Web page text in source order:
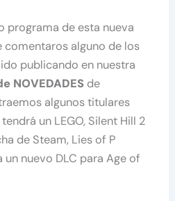
programa de esta nueva
alguno de los
publicando en nuestra
NOVEDADES de
algunos titulares
un LEGO, Silent Hill 2
de Steam, Lies of P
nuevo DLC para Age of